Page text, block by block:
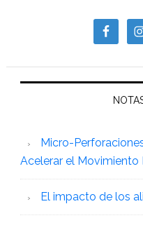
Micro-
Acelerar el Movimiento
El impacto de los